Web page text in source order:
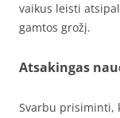
vaikus leisti
gamtos grožį.
Atsakingas
Svarbu prisiminti,